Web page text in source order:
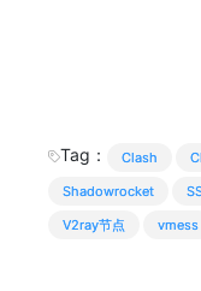
Tag： Clash
Shadowrocket
V2ray节点
vmess